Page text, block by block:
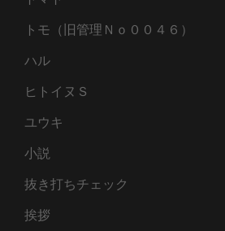
トモ（旧管理Ｎｏ００４６）
ハル
ヒトイヌＳ
ユウキ
小説
抜き打ちチェック
挨拶